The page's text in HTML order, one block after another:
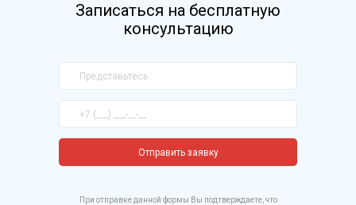
Записаться на бесплатную
консультацию
Отправить заявку
При отправке данной формы Вы подтверждаете, что